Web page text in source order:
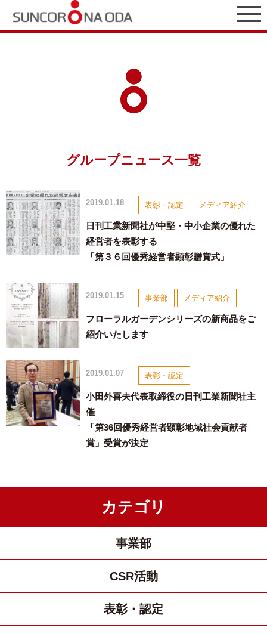
グループニュース一覧
2019.01.18 表彰・認定 メディア紹介
日刊工業新聞社が中堅・中小企業の優れた
経営者を表彰する
「第３６回優秀経営者顕彰贈賞式」
2019.01.15 事業部 メディア紹介
フローラルガーデンシリーズの新商品をご
紹介いたします
2019.01.07 表彰・認定
小田外喜夫代表取締役の日刊工業新聞社主
催
「第36回優秀経営者顕彰地域社会貢献者
賞」受賞が決定
カテゴリ
事業部
CSR活動
表彰・認定